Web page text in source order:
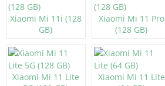
Xiaomi Mi 11i (128
GB)
Xiaomi Mi 11 Pro
(128 GB)
Xiaomi Mi 11 Lite
Xiaomi Mi 11 Lite